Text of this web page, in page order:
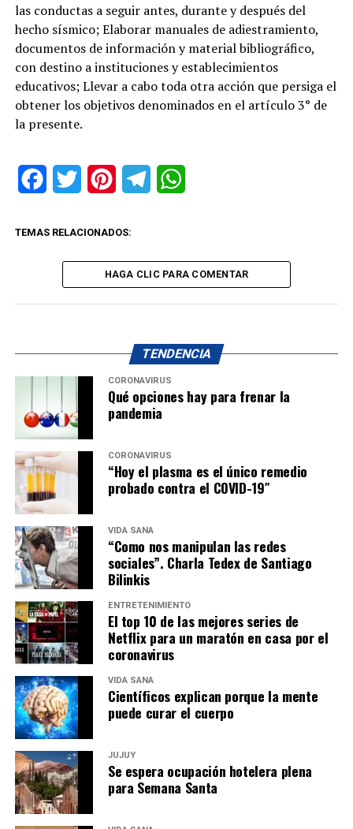
las conductas a seguir antes, durante y después del
hecho sísmico; Elaborar manuales de adiestramiento,
documentos de información y material bibliográfico,
con destino a instituciones y establecimientos
educativos; Llevar a cabo toda otra acción que persiga el
obtener los objetivos denominados en el artículo 3° de
la presente.
FacebookTwitter PinterestTelegram
TEMAS RELACIONADOS:
HAGA CLIC PARA COMENTAR
TENDENCIA
CORONAVIRUS
Qué opciones hay para frenar la
pandemia
CORONAVIRUS
“Hoy el plasma es el único remedio
probado contra el COVID-19″
VIDA SANA
“Como nos manipulan las redes
sociales”. Charla Tedex de Santiago
Bilinkis
ENTRETENIMIENTO
El top 10 de las mejores series de
Netflix para un maratón en casa por el
coronavirus
VIDA SANA
Científicos explican porque la mente
puede curar el cuerpo
JUJUY
Se espera ocupación hotelera plena
para Semana Santa